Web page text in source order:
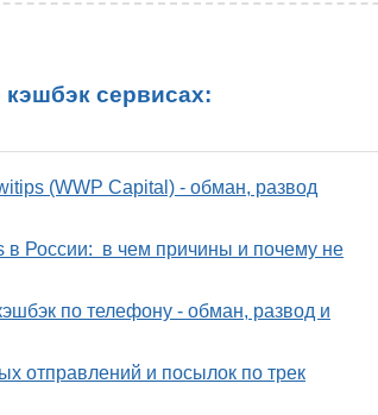
кэшбэк сервисах:
(WWP Capital) - обман, развод
в России: в чем причины и почему не
по телефону - обман, развод и
отправлений и посылок по трек